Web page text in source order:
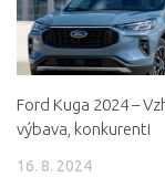
Ford Kuga 2024 –
výbava, konkurenti
16. 8. 2024